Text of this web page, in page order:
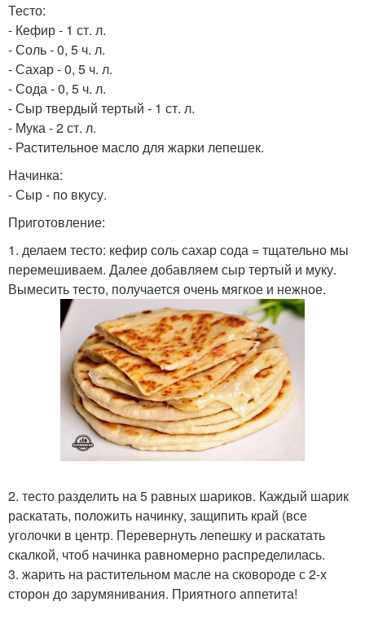
Тесто:
- Кефир - 1 ст. л.
- Соль - 0, 5 ч. л.
- Сахар - 0, 5 ч. л.
- Сода - 0, 5 ч. л.
- Сыр твердый тертый - 1 ст. л.
- Мука - 2 ст. л.
- Растительное масло для жарки лепешек.
Начинка:
- Сыр - по вкусу.
Приготовление:
1. делаем тесто: кефир соль сахар сода = тщательно мы
перемешиваем. Далее добавляем сыр тертый и муку.
Вымесить тесто, получается очень мягкое и нежное.
2. тесто разделить на 5 равных шариков. Каждый шарик
раскатать, положить начинку, защипить край (все
уголочки в центр. Перевернуть лепешку и раскатать
скалкой, чтоб начинка равномерно распределилась.
3. жарить на растительном масле на сковороде с 2-х
сторон до зарумянивания. Приятного аппетита!